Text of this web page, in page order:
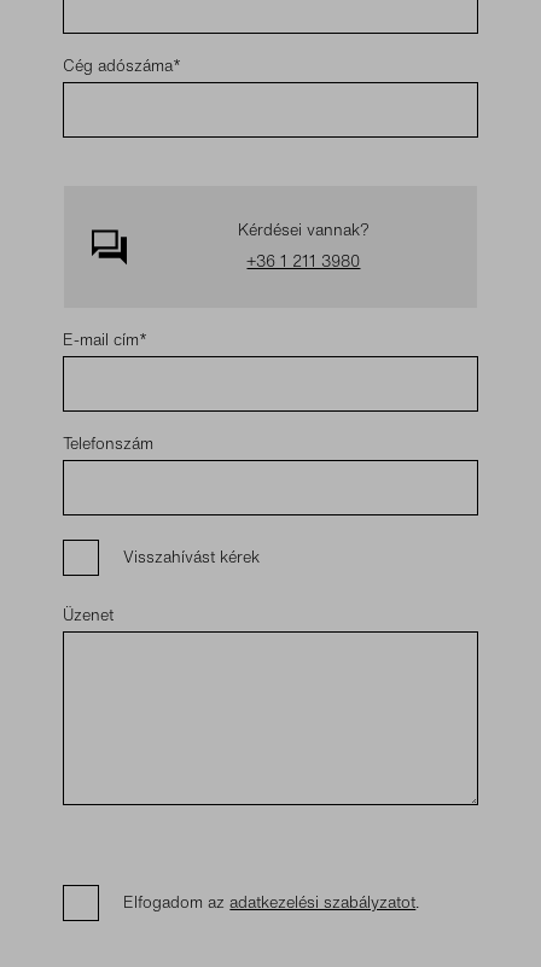
Cég adószáma
Kérdései vannak?
+36 1 211 3980
E-mail cím
Telefonszám
Visszahívást kérek
Üzenet
Elfogadom azadatkezelési szabályzatot.